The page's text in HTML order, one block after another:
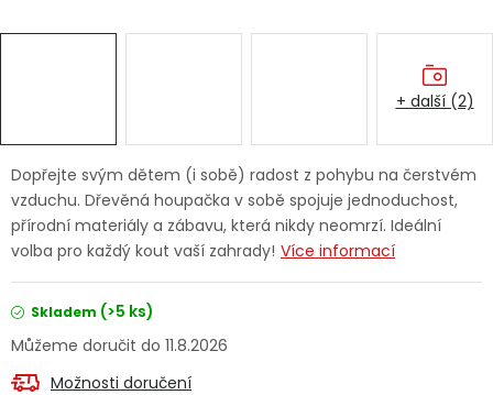
Značky
Jaký je aktuální stav mé objednávky?
Velkoobchodní spolupráce (B2B)
Dopřejte svým dětem (i sobě) radost z pohybu na čerstvém
vzduchu. Dřevěná houpačka v sobě spojuje jednoduchost,
přírodní materiály a zábavu, která nikdy neomrzí. Ideální
volba pro každý kout vaší zahrady! Více informací
Skladem (>5 ks)
11.8.2026
Možnosti doručení
+ další (2)